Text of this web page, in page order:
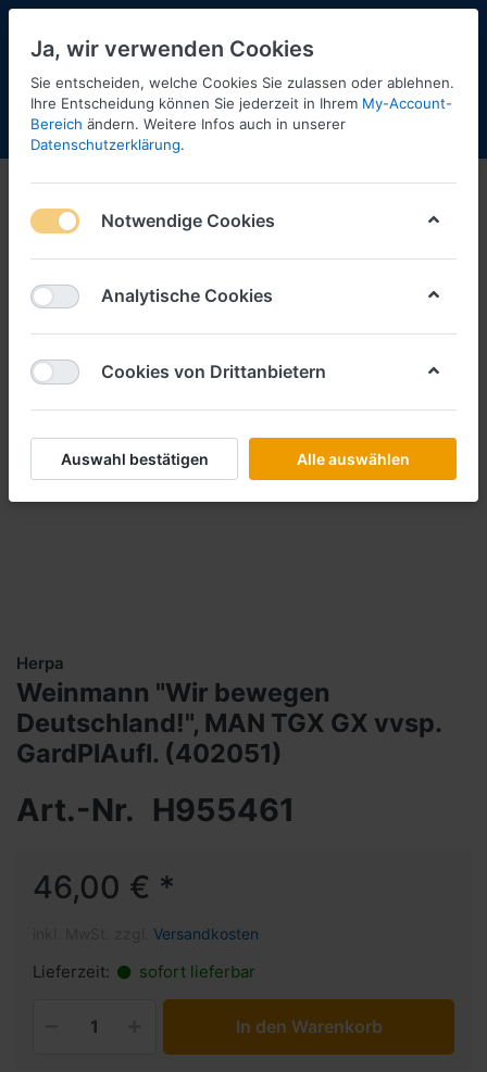
Menü Anmelden Shopaktualisierung
Herpa
Weinmann "Wir bewegen
Deutschland!", MAN TGX GX vvsp.
GardPlAufl. (402051)
Art.-Nr. H955461
46,00 € *
Versandkosten
Lieferzeit: sofort lieferbar
In den Warenkorb
Ja, wir verwenden Cookies
Sie entscheiden, welche Cookies Sie zulassen oder ablehnen.
Ihre Entscheidung können Sie jederzeit in Ihrem My-Account-
Bereich ändern. Weitere Infos auch in unserer
Datenschutzerklärung.
Notwendige Cookies
Analytische Cookies
Cookies von Drittanbietern
Auswahl bestätigen Alle auswählen